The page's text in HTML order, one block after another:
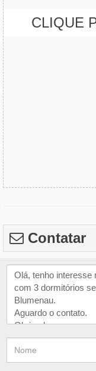
CLIQUE
Contatar